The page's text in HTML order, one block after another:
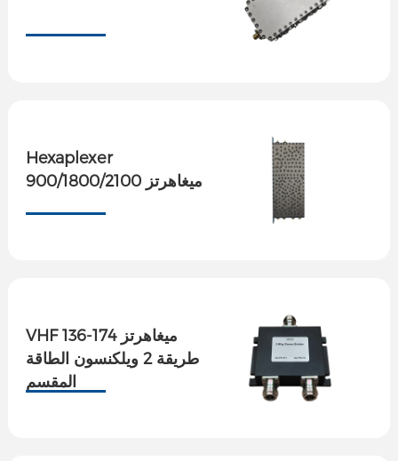
Hexaplexer
900/1800/2100 ميغاهرتز
VHF 136-174 ميغاهرتز
طريقة 2 ويلكنسون الطاقة
المقسم